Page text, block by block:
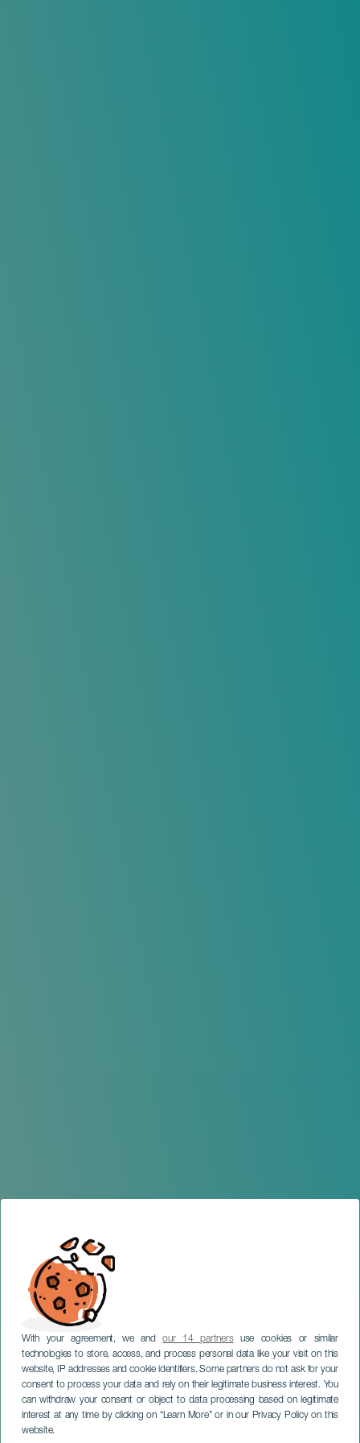
With your agreement, we andour 14 partnersuse cookies or similar
technologies to store, access, and process personal data like your visit on this
website, IP addresses and cookie identifiers. Some partners do not ask for your
consent to process your data and rely on their legitimate business interest. You
can withdraw your consent or object to data processing based on legitimate
interest at any time by clicking on “Learn More” or in our Privacy Policy on this
website.La Literatura es Femenina
TENERIFE